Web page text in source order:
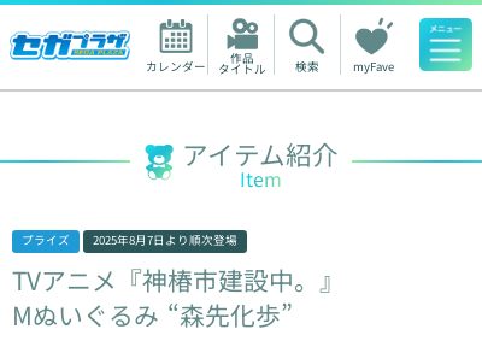
カレンダー 作品
タイトル 検索 myFave
人気ワード
アイテム紹介
Item
プライズ 2025年8月7日 より順次登場
TVアニメ『神椿市建設中。』
Mぬいぐるみ “森先化歩”